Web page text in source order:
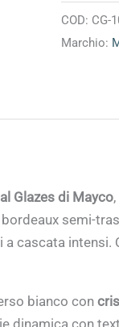
COD: CG-
Marchio:
Glazes di Mayco
semi-
cascata
bianco con